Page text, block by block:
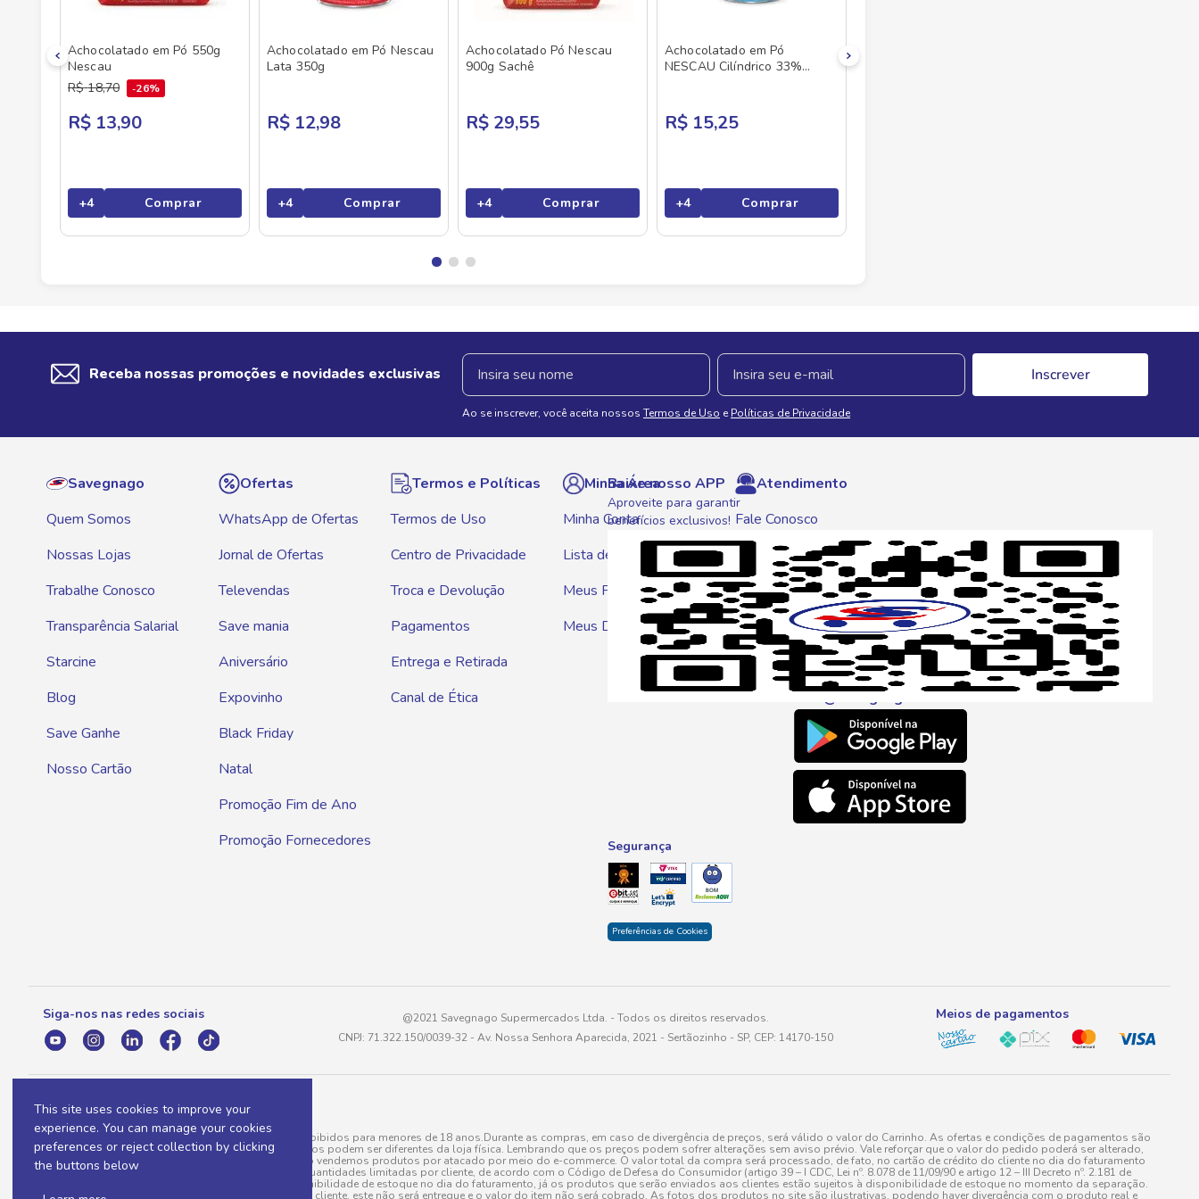
This site uses cookies to improve your
experience. You can manage your cookies
preferences or reject collection by clicking
the buttons below
Achocolatado em Pó 550g
Nescau
R$ 18,70 26%
R$ 13,90
+4 Comprar
Achocolatado em Pó Nescau
Lata 350g
R$ 12,98
+4 Comprar
Achocolatado Pó Nescau
900g Sachê
R$ 29,55
+4 Comprar
Achocolatado em Pó
NESCAU Cilíndrico 33%
R$ 15,25
+4 Comprar
Receba nossas promoções e novidades exclusivas Inscrever
Ao se inscrever, você aceita nossos Termos de Uso e Políticas de Privacidade
Savegnago
Quem Somos
Nossas Lojas
Trabalhe Conosco
Transparência Salarial
Starcine
Blog
Save Ganhe
Nosso Cartão
Ofertas
WhatsApp de Ofertas
Jornal de Ofertas
Televendas
Save mania
Aniversário
Expovinho
Black Friday
Natal
Promoção Fim de Ano
Promoção Fornecedores
Termos e Políticas
Termos de Uso
Centro de Privacidade
Troca e Devolução
Pagamentos
Entrega e Retirada
Canal de Ética
Minha Área
Minha Conta
Lista de Compras
Meus Pedidos
Meus Descontos
Atendimento
Fale Conosco
WhatsApp
Telefone
0800 016 6680
E-mail
atendimento@savegnago.com.br
Baixe nosso APP
Aproveite para garantir
benefícios exclusivos!
Segurança
Preferências de Cookies
Siga-nos nas redes sociais
@2021 Savegnago Supermercados Ltda. - Todos os direitos reservados.
CNPJ: 71.322.150/0039-32 - Av. Nossa Senhora Aparecida, 2021 - Sertãozinho - SP, CEP: 14170-150
Meios de pagamentos
A venda e o consumo de bebidas alcoólicas são proibidos para menores de 18 anos.Durante as compras, em caso de divergência de preços, será válido o valor do Carrinho. As ofertas e condições de pagamentos são
válidas para a loja eletrônica, sendo que seus preços podem ser diferentes da loja física. Lembrando que os preços podem sofrer alterações sem aviso prévio. Vale reforçar que o valor do pedido poderá ser alterado,
para menos, por conta de produtos variáveis; e não vendemos produtos por atacado por meio do e-commerce. O valor total da compra será processado, de fato, no cartão de crédito do cliente no dia do faturamento
do pedido. Produtos em promoção possuem quantidades limitadas por cliente, de acordo com o Código de Defesa do Consumidor (artigo 39 – I CDC, Lei nº. 8.078 de 11/09/90 e artigo 12 – III Decreto nº. 2.181 de
20/03/97). A venda está diretamente ligada à disponibilidade de estoque no dia do faturamento, já os produtos que serão enviados aos clientes estão sujeitos à disponibilidade de estoque no momento da separação.
Caso algum produto venha a faltar no pedido do cliente, este não será entregue e o valor do item não será cobrado. As fotos dos produtos no site são ilustrativas, podendo haver divergência com o produto real e